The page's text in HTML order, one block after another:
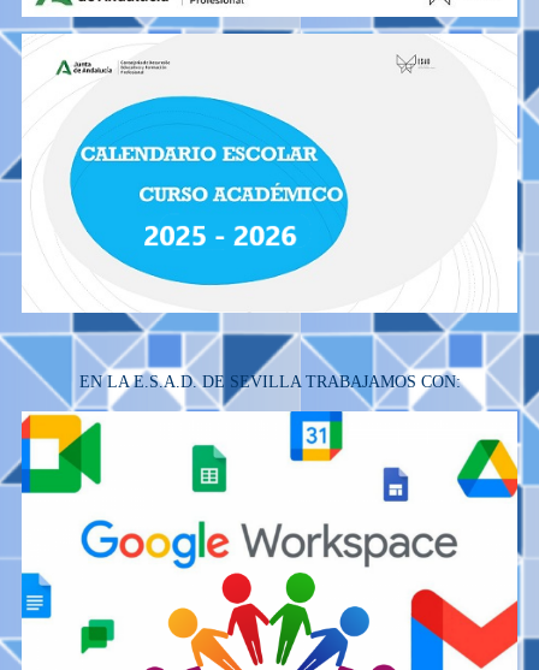
EN LA E.S.A.D. DE SEVILLA TRABAJAMOS CON: